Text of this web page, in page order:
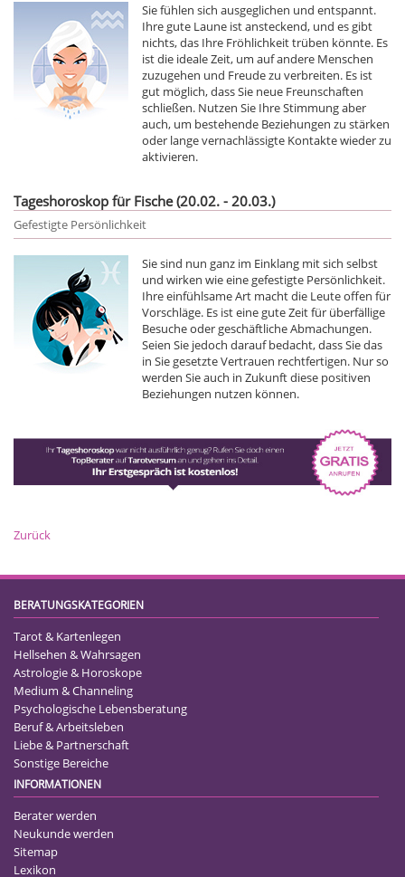
Sie fühlen sich ausgeglichen und entspannt.
Ihre gute Laune ist ansteckend, und es gibt
nichts, das Ihre Fröhlichkeit trüben könnte. Es
ist die ideale Zeit, um auf andere Menschen
zuzugehen und Freude zu verbreiten. Es ist
gut möglich, dass Sie neue Freunschaften
schließen. Nutzen Sie Ihre Stimmung aber
auch, um bestehende Beziehungen zu stärken
oder lange vernachlässigte Kontakte wieder zu
aktivieren.
Tageshoroskop für Fische (20.02. - 20.03.)
Gefestigte Persönlichkeit
Sie sind nun ganz im Einklang mit sich selbst
und wirken wie eine gefestigte Persönlichkeit.
Ihre einfühlsame Art macht die Leute offen für
Vorschläge. Es ist eine gute Zeit für überfällige
Besuche oder geschäftliche Abmachungen.
Seien Sie jedoch darauf bedacht, dass Sie das
in Sie gesetzte Vertrauen rechtfertigen. Nur so
werden Sie auch in Zukunft diese positiven
Beziehungen nutzen können.
Zurück
BERATUNGSKATEGORIEN
Tarot & Kartenlegen
Hellsehen & Wahrsagen
Astrologie & Horoskope
Medium & Channeling
Psychologische Lebensberatung
Beruf & Arbeitsleben
Liebe & Partnerschaft
Sonstige Bereiche
INFORMATIONEN
Berater werden
Neukunde werden
Sitemap
Lexikon